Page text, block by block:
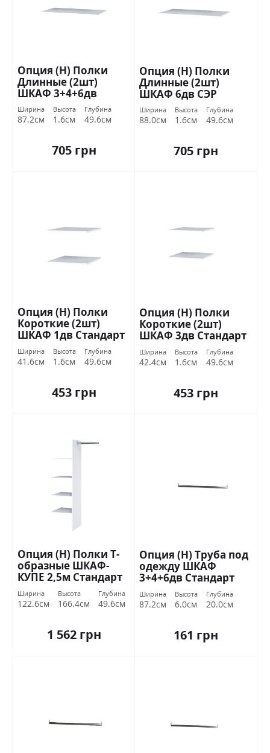
Опция (Н) Полки
Длинные (2шт)
ШКАФ 3+4+6дв
Стандарт
Ширина
87.2см
Высота
1.6см
Глубина
49.6см
705 грн
Опция (Н) Полки
Длинные (2шт)
ШКАФ 6дв СЭР
ОТСОК Стандарт
Ширина
88.0см
Высота
1.6см
Глубина
49.6см
705 грн
Опция (Н) Полки
Короткие (2шт)
ШКАФ 1дв Стандарт
Ширина
41.6см
Высота
1.6см
Глубина
49.6см
453 грн
Опция (Н) Полки
Короткие (2шт)
ШКАФ 3дв Стандарт
Ширина
42.4см
Высота
1.6см
Глубина
49.6см
453 грн
Опция (Н) Полки Т-
образные ШКАФ-
КУПЕ 2,5м Стандарт
Ширина
122.6см
Высота
166.4см
Глубина
49.6см
1 562 грн
Опция (Н) Труба под
одежду ШКАФ
3+4+6дв Стандарт
Ширина
87.2см
Высота
6.0см
Глубина
20.0см
161 грн